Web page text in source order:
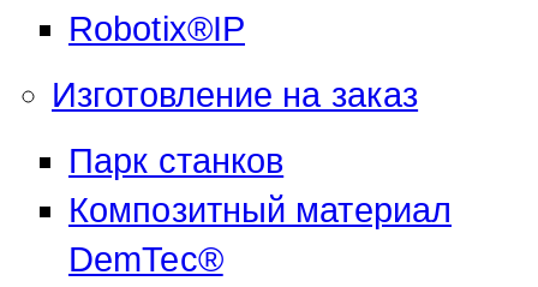
Robotix®IP
Изготовление на заказ
Парк станков
Композитный материал
DemTec®
GmbH & Co. KG
Roboter GmbH
Alpenstr. 10
87751 Heimertingen
Tel.+49 (0)8335/ 98 59 - 0